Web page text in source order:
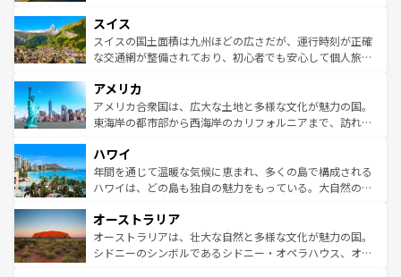
れる地方に足を運ぶとそれぞれで全く異なる文化を体験で
きるだろう。 なお、新着のフランス情報はコンテンツ一覧
を参照してほしい。
は、お酒好きな人にはぜひ体験してほしい。 なお、新着の
ドイツ情報はコンテンツ一覧を参照してほしい。
リアごとに異なる魅力がある。また、優雅なアフタヌーン
ティー、ビール好きにはたまらない英国パブ、サッカー観
戦など、本場だからこそできる体験も豊富。イギリスを旅
ンツ一覧を参照してほしい。
スイス
スイスの国土面積は九州ほどの広さだが、運行時刻が正確
な交通網が整備されており、初心者でも安心して個人旅行
の建物がそのまま残る町や、スイスならではのユニークな
博物館もあり、アルプス観光だけでなく町歩きも満喫する
ことができる。国民の所得が高いため物価も高いが、旅行
ば市内交通費無料で観光を楽しむこともできる。 なお、新
着のスイス情報はコンテンツ一覧 を参照してほしい。
アメリカ
アメリカ合衆国は、広大な土地と多様な文化が魅力の国。
東海岸の都市部から西海岸のカリフォルニアまで、訪れる
のような巨大都市は、観光、ショッピング、エンターテイ
ンメントが詰まった刺激的なスポットだ。一方、アメリカ
西部には大自然が広がり、グランドキャニオンやイエロー
部のニューオーリンズでは、音楽と美食が融合した独特の
文化が魅力。旅行者はアメリカの各地域で異なる魅力を楽
しみながら、その多様性と豊かな歴史を感じることができ
ハワイ
年間を通じて温暖な気候に恵まれ、多くの島で構成される
ハワイは、どの島も独自の魅力をもっている。大自然の神
ワイ島は見逃せない。また、定番の観光地といえばオアフ
島だが、静かな自然を求めるならマウイ島やカウアイ島が
おすすめ。エメラルドグリーンに輝く海をはじめ、豊かな
オーストラリア
オーストラリアは、壮大な自然と多様な文化が魅力の国。
シドニーのシンボルであるシドニー・オペラハウス、オー